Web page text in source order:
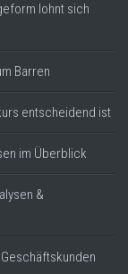
lohnt sich
Barren
entscheidend ist
im Überblick
&